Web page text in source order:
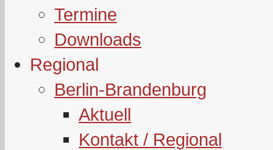
Termine
Downloads
Regional
Berlin-Brandenburg
Aktuell
Kontakt / Regional